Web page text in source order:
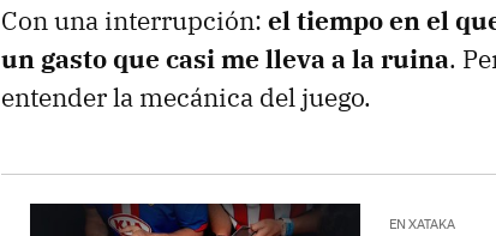
Con una interrupción: el tiempo en el
un gasto que casi me lleva a la ruina.
entender la mecánica del juego.
EN XATAKA